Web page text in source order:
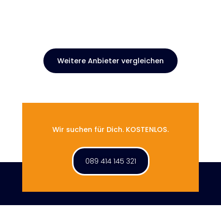
Weitere Anbieter vergleichen
Wir suchen für Dich. KOSTENLOS.
089 414 145 321